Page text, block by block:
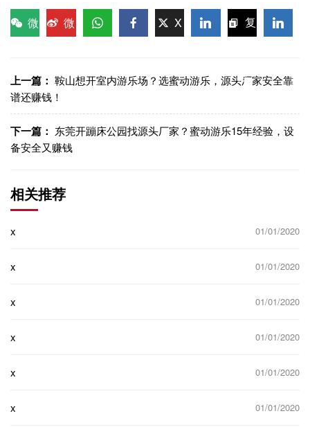
微
微
X
复
接
上一篇： 鞍山想开室内游乐场？选蜜动游乐，源头厂家安全靠
谱还赚钱！
下一篇： 东莞开蹦床公园找源头厂家？蜜动游乐15年经验，设
备安全又赚钱
相关推荐
x 01/01/2020
x 01/01/2020
x 01/01/2020
x 01/01/2020
x 01/01/2020
x 01/01/2020